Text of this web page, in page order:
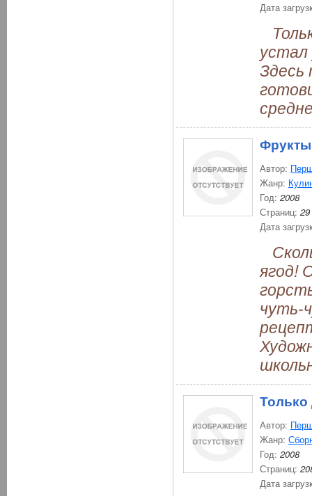
Дата
устал
Здесь
Автор:
Жанр:
Год: 2008
Страниц: 29
Дата
ягод!
чуть-
Автор:
Жанр:
Год: 2008
Страниц:
Дата